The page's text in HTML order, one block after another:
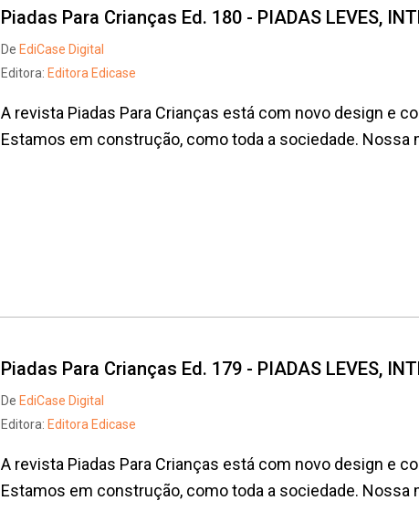
Piadas Para Crianças Ed. 180 - PIADAS LEVES,
De EdiCase Digital
Editora: Editora Edicase
A revista Piadas Para Crianças está com novo design e
Estamos em construção, como toda a sociedade. Nossa
Piadas Para Crianças Ed. 179 - PIADAS LEVES,
De EdiCase Digital
Editora: Editora Edicase
A revista Piadas Para Crianças está com novo design e
Estamos em construção, como toda a sociedade. Nossa